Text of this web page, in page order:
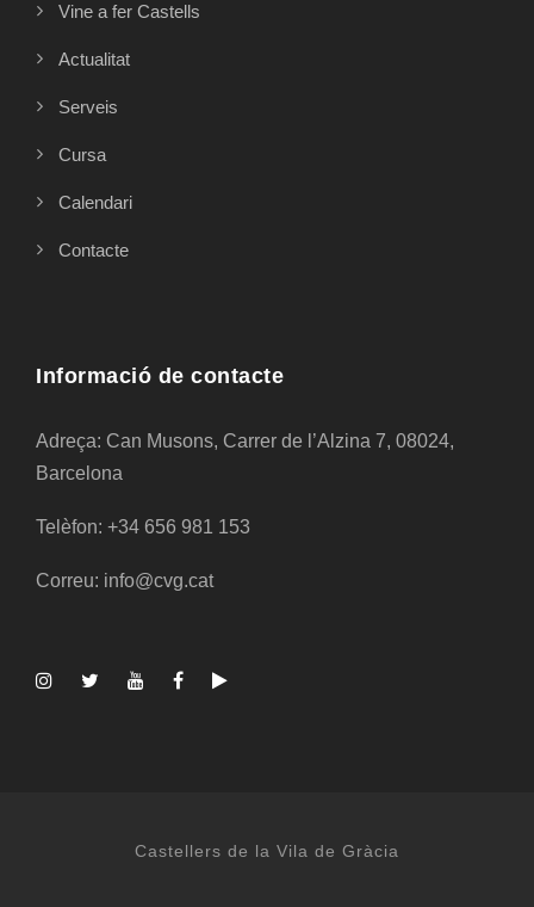
Vine a fer Castells
Actualitat
Serveis
Cursa
Calendari
Contacte
Informació de contacte
Adreça: Can Musons, Carrer de l’Alzina 7, 08024,
Barcelona
Telèfon: +34 656 981 153
Correu: info@cvg.cat
Castellers de la Vila de Gràcia